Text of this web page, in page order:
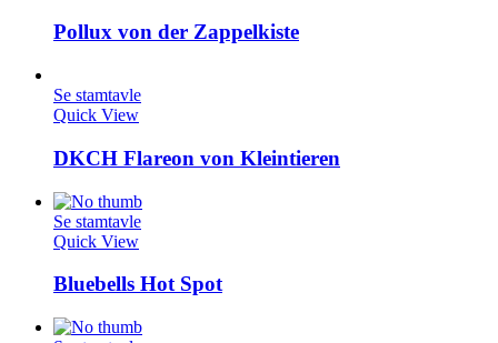
Pollux von der Zappelkiste
Se stamtavle
Quick View
DKCH Flareon von Kleintieren
Se stamtavle
Quick View
Bluebells Hot Spot